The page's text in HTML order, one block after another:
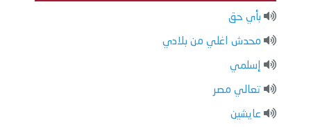
بأي حق
محدش اغلي من بلادي
إسلمي
تعالي مصر
عايشين